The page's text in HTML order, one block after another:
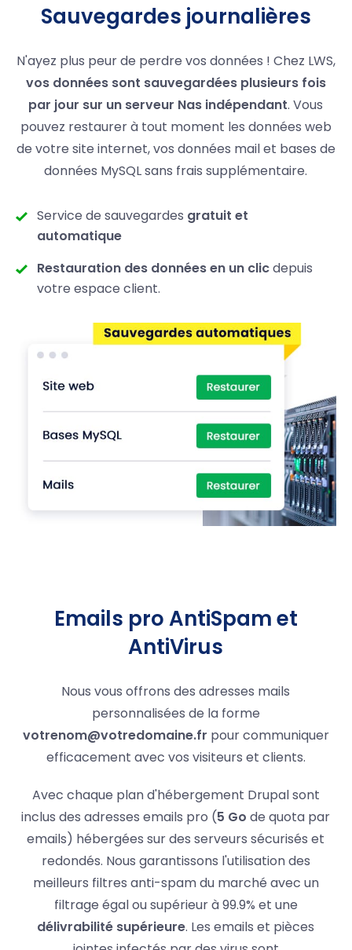
Sauvegardes journalières
N'ayez plus peur de perdre vos données ! Chez LWS,
vos données sont sauvegardées plusieurs fois
par jour sur un serveur Nas indépendant. Vous
pouvez restaurer à tout moment les données web
de votre site internet, vos données mail et bases de
données MySQL sans frais supplémentaire.
Service de sauvegardes gratuit et
automatique
Restauration des données en un clicdepuis
votre espace client.
Emails pro AntiSpam et
AntiVirus
Nous vous offrons des adresses mails
personnalisées de la forme
votrenom@votredomaine.fr pour communiquer
efficacement avec vos visiteurs et clients.
Avec chaque plan d'hébergement Drupal sont
inclus des adresses emails pro (5 Go de quota par
emails) hébergées sur des serveurs sécurisés et
redondés. Nous garantissons l'utilisation des
meilleurs filtres anti-spam du marché avec un
filtrage égal ou supérieur à 99.9% et une
délivrabilité supérieure. Les emails et pièces